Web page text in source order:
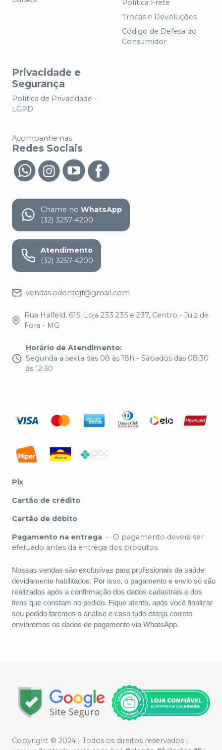
Política Frete
Trocas e Devoluções
Código de Defesa do
Consumidor
Privacidade e
Segurança
Política de Privacidade -
LGPD
Acompanhe nas
Redes Sociais
Chame no WhatsApp
(32) 3257-4200
Atendimento
(32) 3257-4200
vendas.odontojf@gmail.com
Rua Halfeld, 615, Loja 233 235 e 237, Centro - Juiz de
Fora - MG
Horário de Atendimento:
Segunda a sexta das 08 às 18h - Sábados das 08:30
às 12:30
Pix
Cartão de crédito
Cartão de débito
Pagamento na entrega - O pagamento deverá ser
efetuado antes da entrega dos produtos
Nossas vendas são exclusivas para profissionais da saúde
devidamente habilitados. Por isso, o pagamento e envio só são
realizados após a confirmação dos dados cadastrais e dos
itens que constam no pedido. Fique atento, após você finalizar
seu pedido faremos a análise e caso tudo esteja correto
enviaremos os dados de pagamento via WhatsApp.
Copyright © 2024 | Todos os direitos reservados |